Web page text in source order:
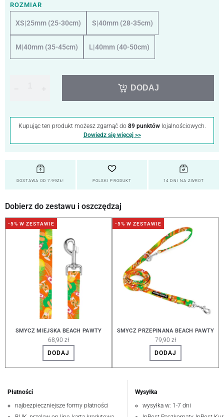
ROZMIAR
XS|25mm (25-30cm) S|40mm (28-35cm)
M|40mm (35-45cm) L|40mm (40-50cm)
DODAJ
Kupując ten produkt możesz zgarnąć do 89 punktówlojalnościowych.
Dowiedz się więcej >>
DOSTAWA OD 7.99ZŁ! POLSKI PRODUKT 14 DNI NA ZWROT
Dobierz do zestawu i oszczędzaj
-5% W ZESTAWIE
SMYCZ MIEJSKA BEACH PAWTY
68,90 zł
DODAJ
-5% W ZESTAWIE
SMYCZ PRZEPINANA BEACH PAWTY
79,90 zł
DODAJ
Płatności
najbezpieczniejsze formy płatności
Wysyłka
wysyłka w: 1-7 dni